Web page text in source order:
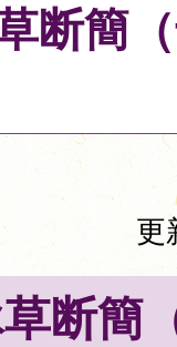
断簡
更
断簡